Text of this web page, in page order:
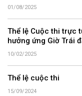
01/08/2025
Thể lệ Cuộc thi trực
hưởng ứng Giờ Trái
10/02/2025
Thể lệ cuộc thi
15/09/2024